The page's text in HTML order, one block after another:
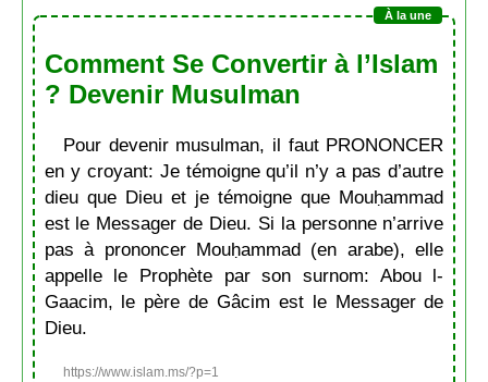
Comment Se Convertir à l’Islam
? Devenir Musulman
Pour devenir musulman, il faut PRONONCER
en y croyant: Je témoigne qu’il n’y a pas d’autre
dieu que Dieu et je témoigne que Mouḥammad
est le Messager de Dieu. Si la personne n’arrive
pas à prononcer Mouḥammad (en arabe), elle
appelle le Prophète par son surnom: Abou l-
Gaacim, le père de Gâcim est le Messager de
Dieu.
https://www.islam.ms/?p=1